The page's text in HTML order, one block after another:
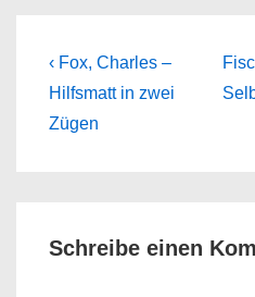
Previous
Post
is
‹ Fox, Charles –
Hilfsmatt in zwei
Zügen
Post
Schreibe einen